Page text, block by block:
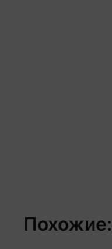
Похожие: